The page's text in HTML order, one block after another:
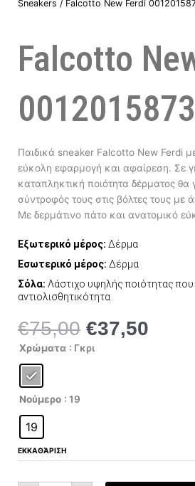
Sneakers / Falcotto New Ferdi
Falcotto
Παιδικά sneaker Falcotto New Ferdi
εύκολη εφαρμογή και αφαίρεση. Σε
καταπληκτική ποιότητα δέρματος θα
σύντροφός τους στις βόλτες τους με
Με δερμάτινο πάτο και ανατομικό
Εξωτερικό μέρος: Δέρμα
Εσωτερικό μέρος: Δέρμα
Σόλα: Λάστιχο υψηλής ποιότητας που
αντιολισθητικότητα
€75,00 Original
price
€37,50
Χρώματα : Γκρι
Νούμερο : 19
19
ΕΚΚΑΘΆΡΙΣΗ
Falcotto
New
0012015873.03.0B03